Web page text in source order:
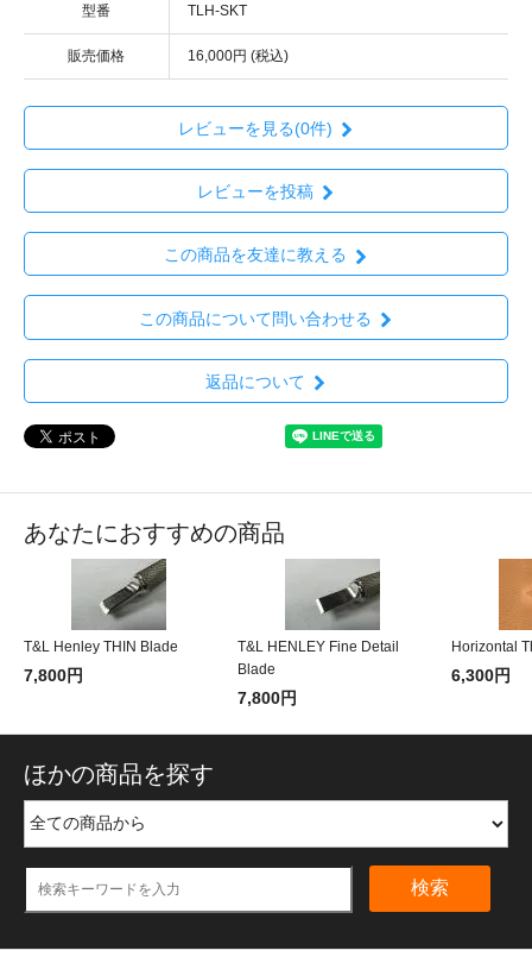
型番 TLH-SKT
販売価格 16,000円 (税込)
レビューを見る(0件)
レビューを投稿
この商品を友達に教える
この商品について問い合わせる
返品について
あなたにおすすめの商品
T&L Henley THIN Blade
7,800円
T&L HENLEY Fine Detail
Blade
7,800円
Horizontal
6,300円
ほかの商品を探す
検索